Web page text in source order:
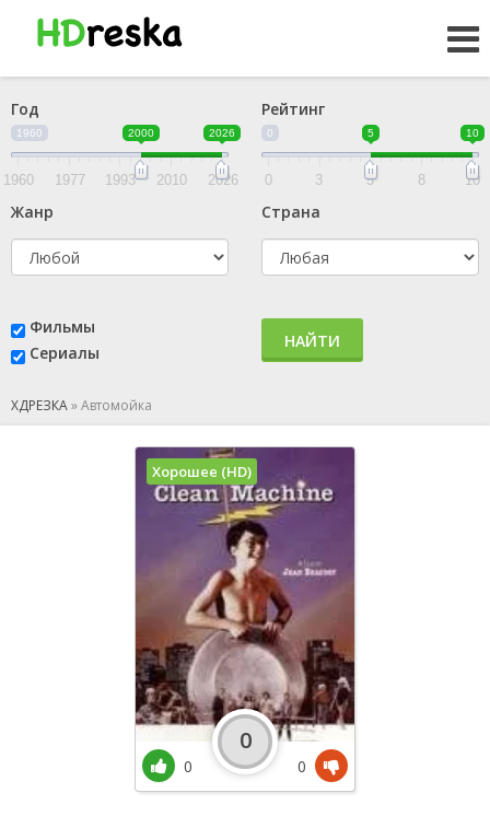
Год
1960 2000 2026
1960 1977 1993 2010 2026
Рейтинг
0 5 10
0 3 5 8 10
Жанр Страна
Фильмы
Сериалы
НАЙТИ
ХДРЕЗКА»Автомойка
Хорошее (HD)
0
0
0